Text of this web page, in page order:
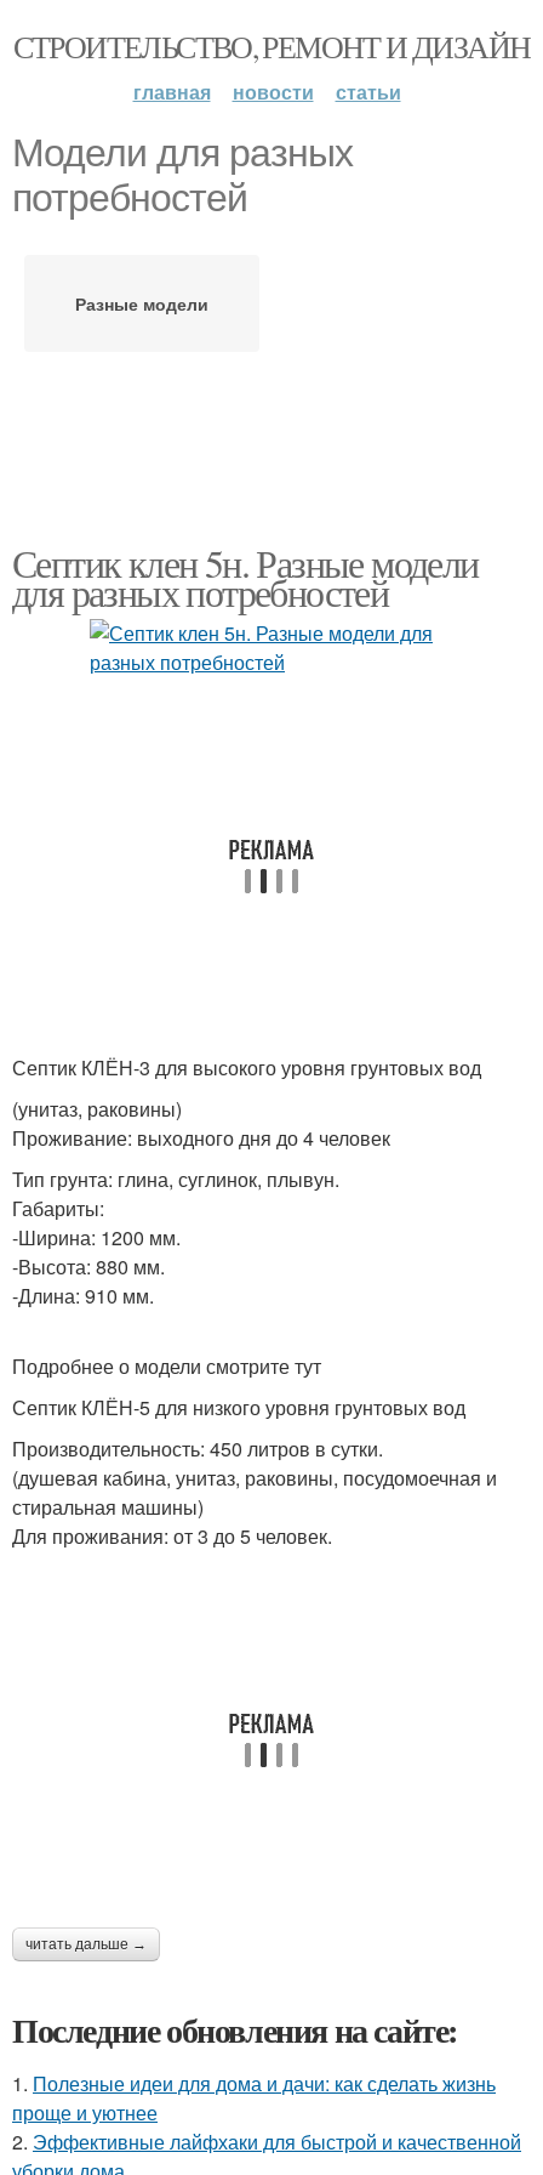
СТРОИТЕЛЬСТВО, РЕМОНТ И ДИЗАЙН
главная новости статьи
Модели для разных
потребностей
Разные модели
Септик клен 5н. Разные модели
для разных потребностей
Септик КЛЁН-3 для высокого уровня грунтовых вод
(унитаз, раковины)
Проживание: выходного дня до 4 человек
Тип грунта: глина, суглинок, плывун.
Габариты:
-Ширина: 1200 мм.
-Высота: 880 мм.
-Длина: 910 мм.
Подробнее о модели смотрите тут
Септик КЛЁН-5 для низкого уровня грунтовых вод
Производительность: 450 литров в сутки.
(душевая кабина, унитаз, раковины, посудомоечная и
стиральная машины)
Для проживания: от 3 до 5 человек.
читать дальше →
Последние обновления на сайте:
1. Полезные идеи для дома и дачи: как сделать жизнь
проще и уютнее
2. Эффективные лайфхаки для быстрой и качественной